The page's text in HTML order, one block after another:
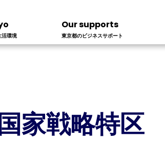
活環境
Our supports
東京都のビジネスサポート
家戦略特区